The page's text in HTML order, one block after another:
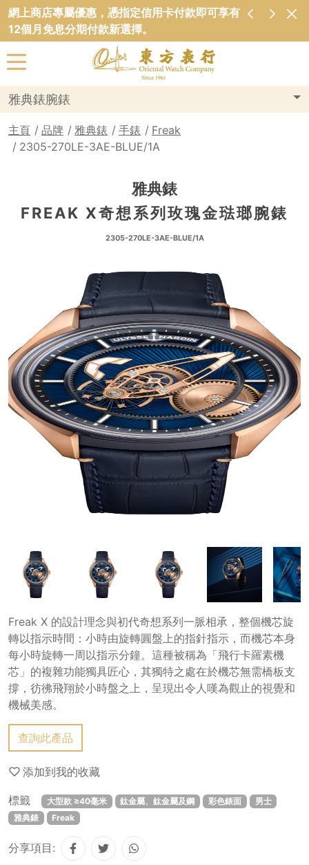
網上商店專屬優惠，憑指定信用卡付款即可享有
12個月免息分期付款新選擇。
雅典錶腕錶
主頁 品牌 雅典錶 手錶
Freak
2305-270LE-3AE-BLUE/1A
雅典錶
FREAK X奇想系列玫瑰金琺瑯腕錶
2305-270LE-3AE-BLUE/1A
Freak X 的設計理念與初代奇想系列一脈相承，整個機芯旋
轉以指示時間：小時由旋轉圓盤上的指針指示，而機芯本身
每小時旋轉一周以指示分鐘。這種被稱為「飛行卡羅素機
芯」的複雜功能獨具匠心，其獨特之處在於機芯無需橋板支
撐，彷彿飛翔於小時盤之上，呈現出令人嘆為觀止的視覺和
機械美感。
查詢此產品
添加到我的收藏
標籤 大型款 ≥40毫米 鈦金屬、鈦金屬及鋼 彩色錶面
男士
雅典錶
Freak
分享項目: